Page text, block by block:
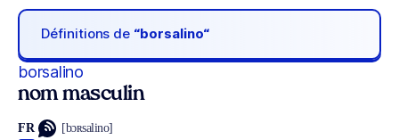
Définitions de “borsalino“
borsalino
nom masculin
FR [bɔʀsalino]